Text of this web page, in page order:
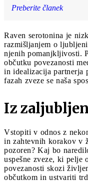
Preberite članek
Raven serotonina je
razmišljanjem o
njenih pomanjkljivosti.
občutku povezanosti
in idealizacija partnerja
fazah zveze se naša
Iz
Vstopiti v odnos z
in zahtevnih korakov v
pozoren? Kaj bo
uspešne zveze, ki pelje
povezanosti skozi
občutkom in ustvariti